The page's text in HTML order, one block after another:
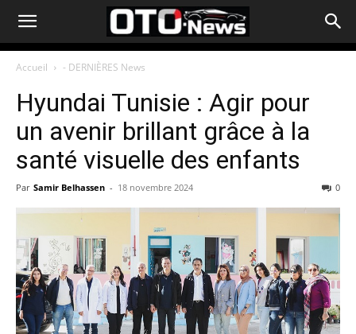
Accueil - DERNIÈRES News
Hyundai Tunisie : Agir pour
un avenir brillant grâce à la
santé visuelle des enfants
Par Samir Belhassen - 18 novembre 2024 0